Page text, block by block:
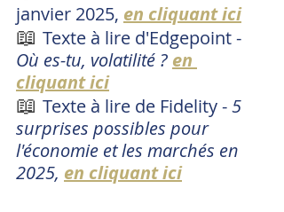
janvier 2025, en cliquant ici
📖 Texte à lire d'Edgepoint -
Où es-tu, volatilité ? en
cliquant ici
📖 Texte à lire de Fidelity - 5
surprises possibles pour
l'économie et les marchés en
2025, en cliquant ici